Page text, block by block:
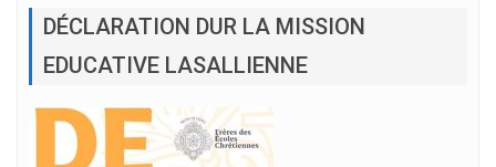
DÉCLARATION DUR LA MISSION
EDUCATIVE LASALLIENNE